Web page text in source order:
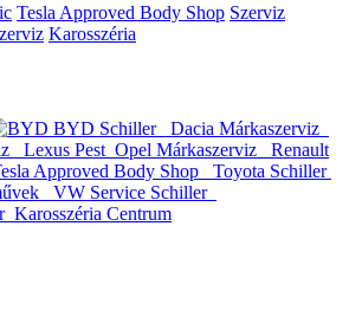
Tesla Approved Body Shop Szerviz
Karosszéria
BYD Schiller
Dacia Márkaszerviz
Lexus Pest Opel Márkaszerviz
Renault
Approved Body Shop
Toyota Schiller
VW Service Schiller
Karosszéria Centrum